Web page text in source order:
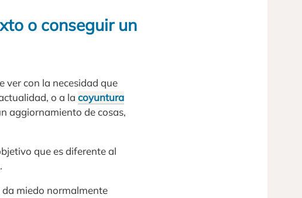
o conseguir un
ver con la necesidad que
o a la coyuntura
aggiornamiento de cosas,
que es diferente al
da miedo normalmente